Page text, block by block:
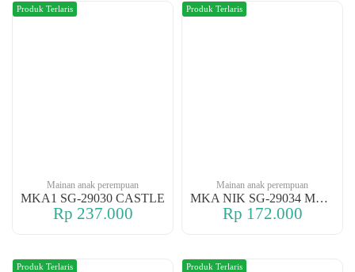
Mainan anak perempuan
MKA1 SG-29030 CASTLE
Rp 237.000
Produk Terlaris
Mainan anak perempuan
MKA NIK SG-29034 MY CASTLE
Rp 172.000
Produk Terlaris
Produk Terlaris Produk Terlaris